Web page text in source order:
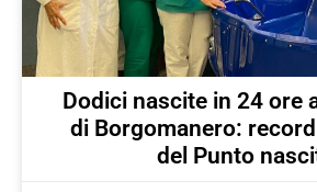
Dodici nascite in 24 ore
di Borgomanero:
del Punto